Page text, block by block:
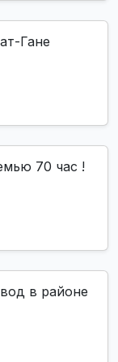
Гане
70 час !
в районе